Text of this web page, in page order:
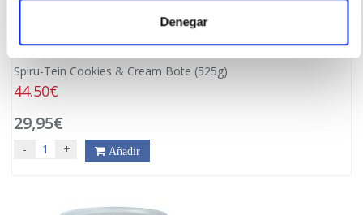
Denegar
NATURE'S PLUS
Spiru-Tein Cookies & Cream Bote (525g)
44.50€
29,95€
- + Añadir